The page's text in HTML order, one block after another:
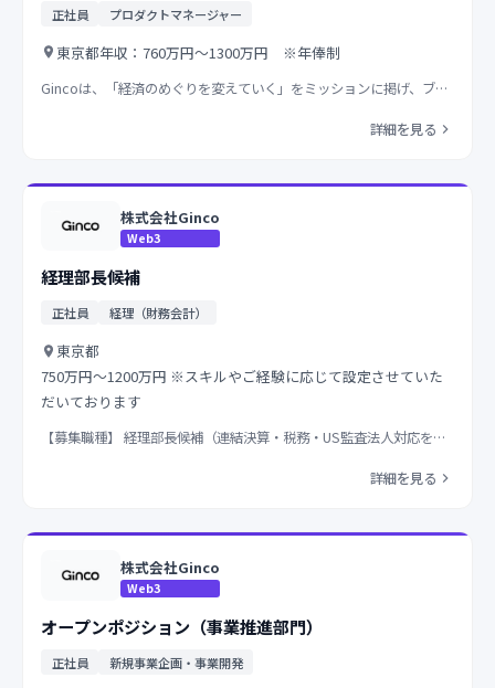
正社員 プロダクトマネージャー
東京都年収：760万円～1300万円 ※年俸制
Gincoは、「経済のめぐりを変えていく」をミッションに掲げ、ブ…
詳細を見る
株式会社Ginco
Web3
経理部長候補
正社員 経理（財務会計）
東京都
750万円～1200万円 ※スキルやご経験に応じて設定させていた
だいております
【募集職種】 経理部長候補（連結決算・税務・US監査法人対応を…
詳細を見る
株式会社Ginco
Web3
オープンポジション（事業推進部門）
正社員 新規事業企画・事業開発